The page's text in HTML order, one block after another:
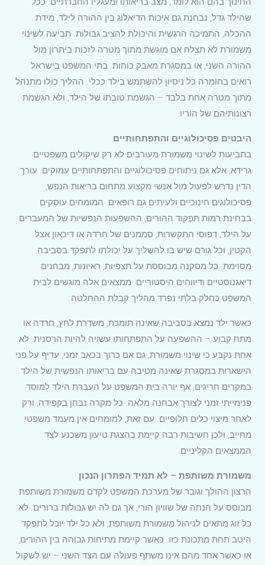
שהילד גדל, נבחנת גם איכות הדיאלוג בין ההורה לילד, מידת
ההכלה, התמיכה הרגשית והיכולת להציב גבולות. תביעה לשינוי
משמורת לא תצלח אם מוגשת מתוך מטרה לזכות ביתרון מול
ההורה השני, או במסגרת מאבק כוחות. בתי המשפט בישראל
רואים בחומרה כל ניסיון להשתמש בילד ככלי. ההליך כולו מתנהל
מתוך מטרה אחת בלבד – הגשמת טובתו של הילד, ולא הגשמת
רצונותיהם של הוריו.
היבטים פסיכולוגיים והתפתחותיים
בתביעות לשינוי משמורת מעורבים לא רק שיקולים משפטיים
גרידא, אלא גם ניתוחים פסיכולוגיים והתפתחותיים עמוקים. עורך
הדין נדרש לפעול מול אנשי מקצוע מתחום בריאות הנפש,
פסיכולוגים חינוכיים ולעיתים גם רופאים. המומחים עוסקים
בבחינת רמות תפקוד ההורים, ההשפעות הנפשיות של המעברים
על הילד, דפוסי התקשרות, סממנים של חרדה או דיכאון אצל
הקטין, וכל גורם שיש בו להשליך על יכולתו לתפקד בסביבה
מסוימת. כל מסקנה מבוססת על תצפיות, ראיונות, מבחנים
דיאגנוסטיים ודיווחים היסטוריים. ממצאים אלה מוגשים לבית
המשפט כחלק בלתי נפרד מהליך קבלת ההחלטה.
כאשר ילד נמצא בסביבה שאינה תומכת, משדרת לחץ, חרדה או
מתח קבוע – ההשפעה על התפתחותו עשויה להיות הרסנית. לא
אחת נקבע כי שינוי משמורת, גם אם כרוך בכאב זמני, עדיף על פני
הישארות במסגרת שאינה מטיבה עם בריאותו הנפשית של הילד.
במקרים חריגים, אף יורה בית המשפט על העברת הילד למוסד
פנימייתי זמני לצורך אבחנה מלאה. כל מקרה נבחן בקפידה, ורק
לאחר מיצוי כלים חלופיים. עם זאת, למומחים אין מעמד משפטי
מחייב, ולכן חשיבות רבה קיימת בהצגת טיעון משכנע לצד
הממצאים הקליניים.
משמורת משותפת – לא תמיד הפתרון הנכון
הרצון ההולך וגובר של מערכת המשפט לקדם משמורת משותפת
מבוסס על הנחה של שוויון הורי, אך גם לה יש גבולות ברורים. לא
כל זוג מתאים לניהול משמורת משותפת, ולא כל ילד יוכל לתפקד
היטב תחת מתכונת כזו. כאשר קיימת מתיחות גבוהה בין ההורים,
או כאשר אחד מהם אינו משתף פעולה עם הצד השני – יש לשקול